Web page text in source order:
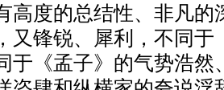
高度的总结性、非凡的
又锋锐、犀利，不同
于《孟子》的气势浩然